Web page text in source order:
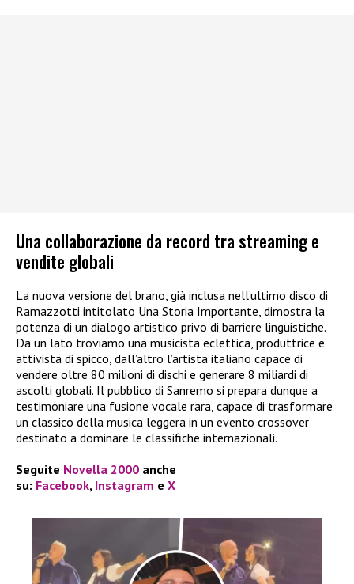
Una collaborazione da record tra streaming e
vendite globali
La nuova versione del brano, già inclusa nell’ultimo disco di
Ramazzotti intitolato Una Storia Importante, dimostra la
potenza di un dialogo artistico privo di barriere linguistiche.
Da un lato troviamo una musicista eclettica, produttrice e
attivista di spicco, dall’altro l’artista italiano capace di
vendere oltre 80 milioni di dischi e generare 8 miliardi di
ascolti globali. Il pubblico di Sanremo si prepara dunque a
testimoniare una fusione vocale rara, capace di trasformare
un classico della musica leggera in un evento crossover
destinato a dominare le classifiche internazionali.
Seguite Novella 2000 anche
su: Facebook, Instagram e X